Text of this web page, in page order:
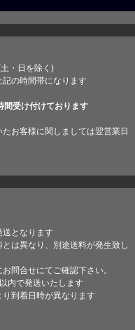
・日を除く)
記の時間帯になります
受け付けております
お客様に関しましては翌営業日
送となります
は異なり、別途送料が発生致し
問合せにてご確認下さい。
内で発送いたします
り到着日時が異なります